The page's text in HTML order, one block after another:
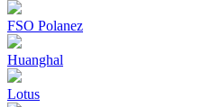
FSO Polanez
Huanghal
Lotus